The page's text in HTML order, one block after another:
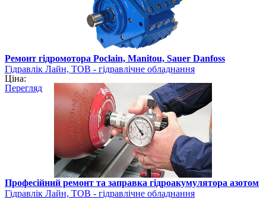
Ремонт гідромотора Poclain, Manitou, Sauer Danfoss
Гідравлік Лайн, ТОВ - гідравлічне обладнання
Ціна:
Перегляд
Професійний ремонт та заправка гідроакумулятора азотом
Гідравлік Лайн, ТОВ - гідравлічне обладнання